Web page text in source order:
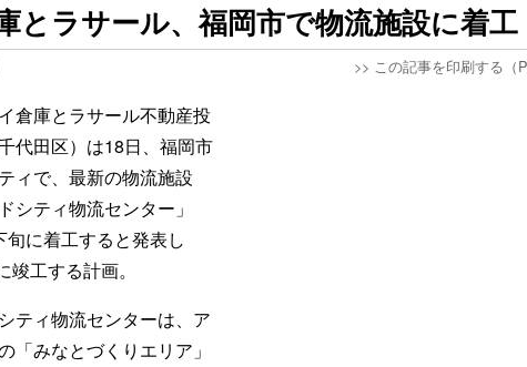
とラサール、福岡市で物流施設に着工
>> この記事を印刷する（
倉庫とラサール不動産投
代田区）は18日、福岡市
ィで、最新の物流施設
シティ物流センター」
旬に着工すると発表し
工する計画。
ティ物流センターは、ア
「みなとづくりエリア」